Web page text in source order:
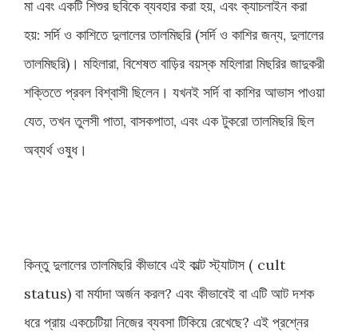
মা এবং একটি শিশুর ছবিকে ব্যবহার করা হয়, এবং ক্যাচলাইন করা
হয়: সর্দি ও কাশিতে দুলালের তালমিছরি (সর্দি ও কাশির জন্য, দুলালের
তালমিছরি)। মহিলারা, বিশেষত বাড়ির বয়স্ক মহিলারা মিছরির জাদুকরী
শক্তিতে প্রবল বিশ্বাসী ছিলেন। যখনই সর্দি বা কাশির আভাস পাওয়া
যেত, তখন তুলসী পাতা, বাসকপাতা, এবং এক টুকরো তালমিছরি ছিল
অব্যর্থ ওষুধ।
কিন্তু দুলালের তালমিছরি কীভাবে এই কাল্ট স্ট্যাটাস ( cult
status) বা মর্যাদা অর্জন করল? এবং কীভাবেই বা এটি আট দশক
ধরে প্রায় একচেটিয়া নিজের ব্যবসা টিকিয়ে রেখেছে? এই প্রশ্নের